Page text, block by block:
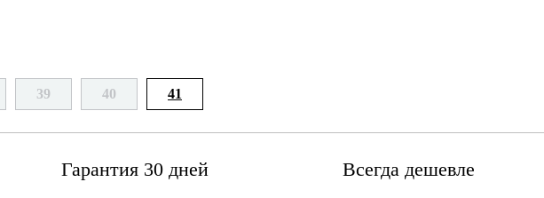
39 40 41
Гарантия 30 дней Всегда дешевле